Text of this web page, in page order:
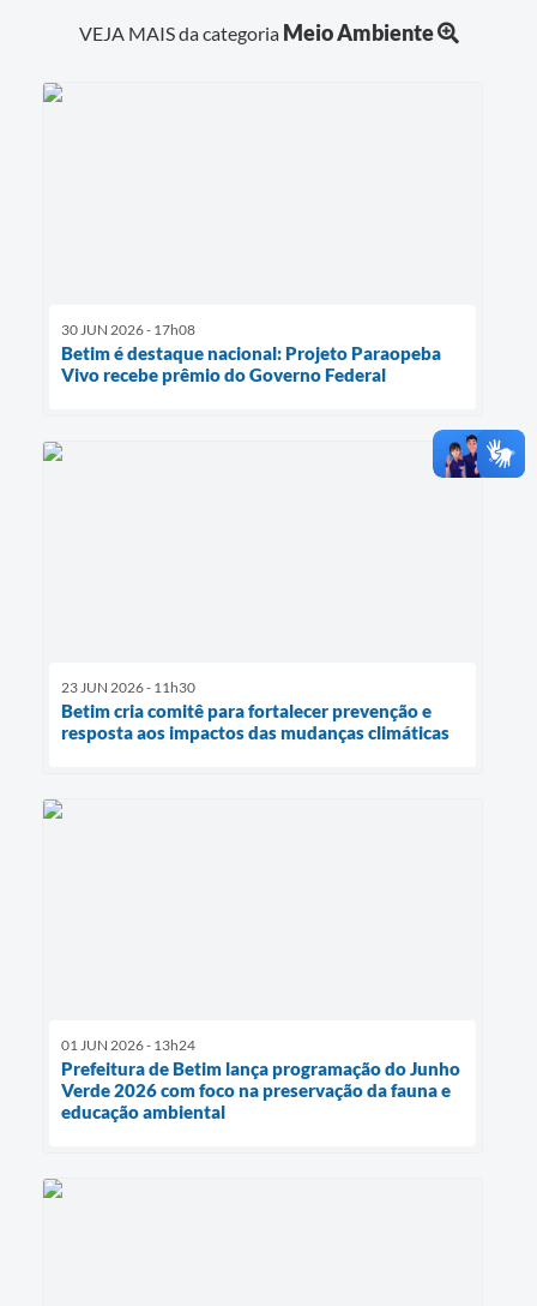
VEJA MAIS da categoria Meio Ambiente
30 JUN 2026 - 17h08
Betim é destaque nacional: Projeto Paraopeba
Vivo recebe prêmio do Governo Federal
23 JUN 2026 - 11h30
Betim cria comitê para fortalecer prevenção e
resposta aos impactos das mudanças climáticas
01 JUN 2026 - 13h24
Prefeitura de Betim lança programação do Junho
Verde 2026 com foco na preservação da fauna e
educação ambiental